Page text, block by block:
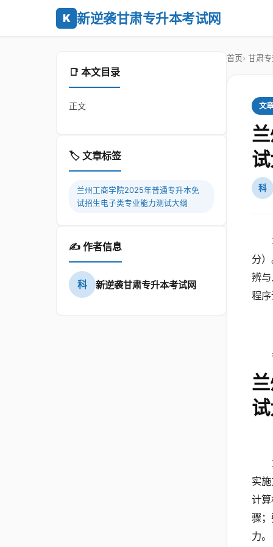
K 新逆袭甘肃专升本考试网
📑 本文目录
正文
🏷️ 文章标签
兰州工商学院2025年普通专升本免
试招生电子类专业能力测试大纲
✍️ 作者信息
科 新逆袭甘肃专升本考试网
首页 甘肃
文
科
分
辨
程
实
计
骤
力。